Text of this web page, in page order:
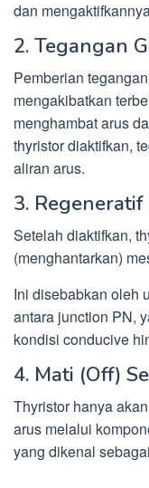
dan
2. Tegangan
Pemberian
mengakibatkan
menghambat arus
thyristor diaktifkan,
aliran arus.
3. Regeneratif
Setelah diaktifkan,
(menghantarkan)
Ini disebabkan oleh
antara junction PN,
kondisi conducive
4. Mati (Off)
Thyristor hanya
arus melalui
yang dikenal